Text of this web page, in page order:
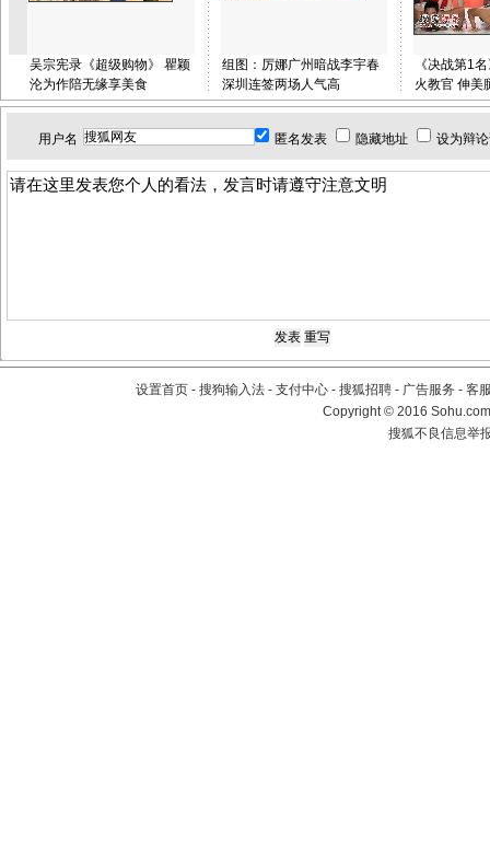
吴宗宪录《超级购物》 瞿颖
沦为作陪无缘享美食
组图：厉娜广州暗战李宇春
深圳连签两场人气高
《决战第1
火教官 伸美
用户名 匿名发表 隐藏地址 设为辩
设置首页 - 搜狗输入法 - 支付中心 - 搜狐招聘 - 广告服务 - 客
Copyright©2016
搜狐不良信息举